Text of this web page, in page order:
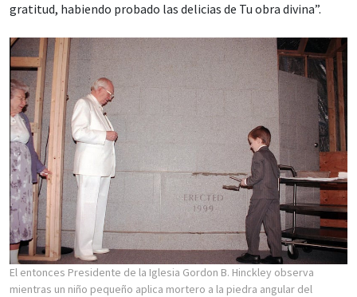
gratitud, habiendo probado las delicias de Tu obra divina”.
El entonces Presidente de la Iglesia Gordon B. Hinckley observa
mientras un niño pequeño aplica mortero a la piedra angular del